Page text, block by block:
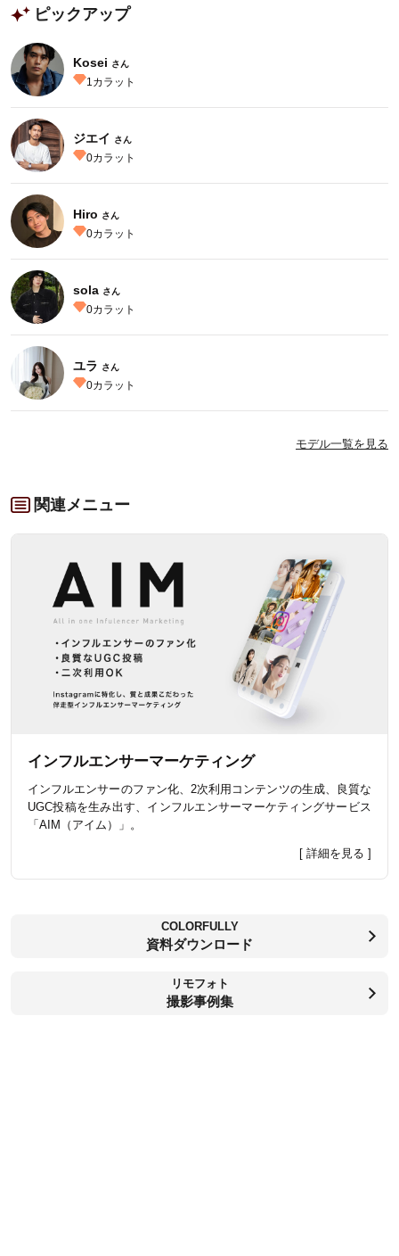
ピックアップ
Kosei さん
1 カラット
ジエイ さん
0カラット
Hiro さん
0カラット
sola さん
0カラット
ユラ さん
0カラット
モデル一覧を見る
関連メニュー
インフルエンサーマーケティング
インフルエンサーのファン化、2次利用コンテンツの生成、良質な
UGC投稿を生み出す、インフルエンサーマーケティングサービス
「AIM（アイム）」。
[ 詳細を見る ]
COLORFULLY
資料ダウンロード
リモフォト
撮影事例集